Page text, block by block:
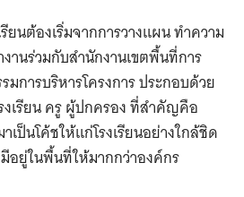
ยนต้องเริ่มจากการวางแผน ทำความ
งานร่วมกับสำนักงานเขตพื้นที่การ
การบริหารโครงการ ประกอบด้วย
เรียน ครู ผู้ปกครอง ที่สำคัญคือ
เป็นโค้ชให้แก่โรงเรียนอย่างใกล้ชิด
อยู่ในพื้นที่ให้มากกว่าองค์กร